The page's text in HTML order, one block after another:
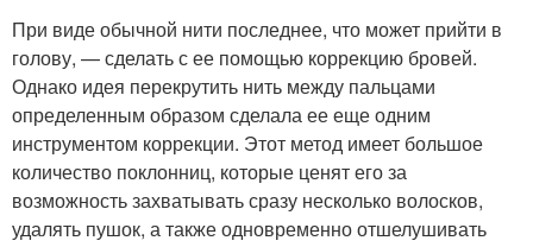
При виде обычной нити последнее, что может прийти в
голову, — сделать с ее помощью коррекцию бровей.
Однако идея перекрутить нить между пальцами
определенным образом сделала ее еще одним
инструментом коррекции. Этот метод имеет большое
количество поклонниц, которые ценят его за
возможность захватывать сразу несколько волосков,
удалять пушок, а также одновременно отшелушивать